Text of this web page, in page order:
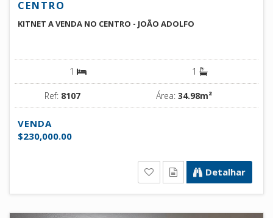
CENTRO
KITNET A VENDA NO CENTRO - JOÃO ADOLFO
1 1
Ref: 8107 Área: 34.98m²
VENDA
$230,000.00
Detalhar